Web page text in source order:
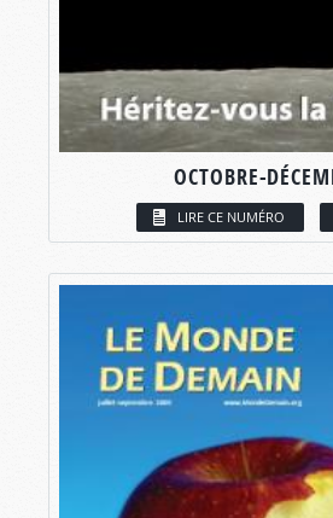
OCTOBRE-
LIRE CE NUMÉRO